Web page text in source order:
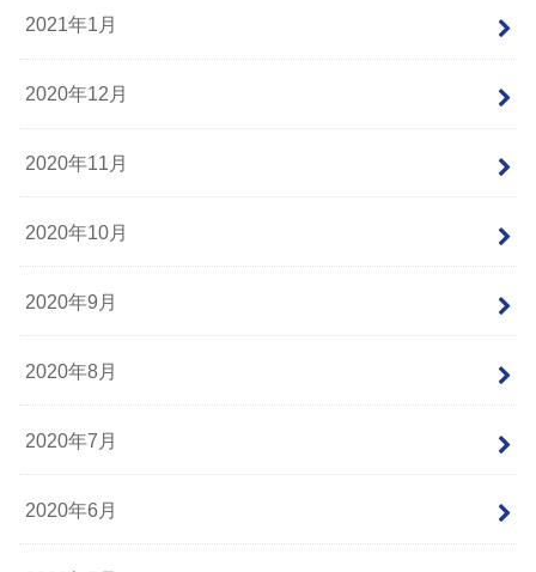
2021年1月
2020年12月
2020年11月
2020年10月
2020年9月
2020年8月
2020年7月
2020年6月